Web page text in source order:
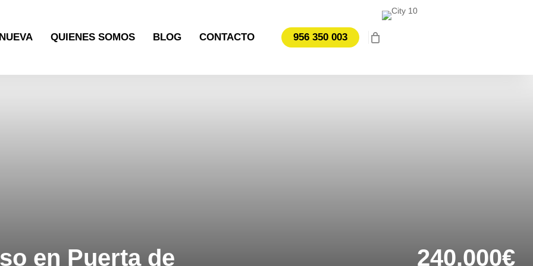
QUIENES SOMOS BLOG CONTACTO 956 350 003
en Puerta de
240.000€